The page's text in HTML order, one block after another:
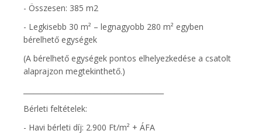
- Összesen: 385 m2
- Legkisebb 30 m² – legnagyobb 280 m² egyben
bérelhető egységek
(A bérelhető egységek pontos elhelyezkedése a csatolt
alaprajzon megtekinthető.)
Bérleti feltételek:
- Havi bérleti díj: 2.900 Ft/m² + ÁFA